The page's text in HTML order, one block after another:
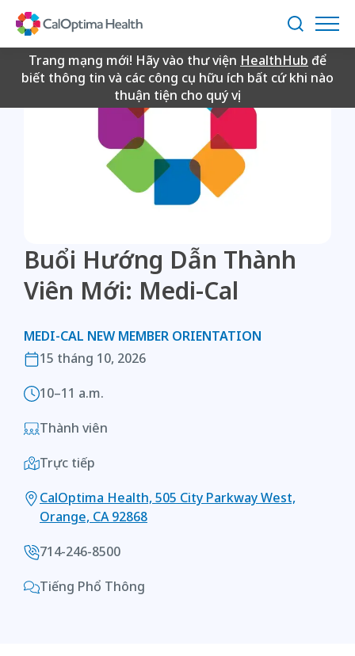
Content
Tìm
kiếm
Trang mạng mới! Hãy vào thư viện HealthHub để
biết thông tin và các công cụ hữu ích bất cứ khi nào
thuận tiện cho quý vị.
Buổi Hướng Dẫn Thành
Viên Mới: Medi-Cal
MEDI-CAL NEW MEMBER ORIENTATION
15 tháng 10, 2026
10–11 a.m.
Thành viên
Trực tiếp
CalOptima Health, 505 City Parkway West,
Orange, CA 92868
714-246-8500
Tiếng Phổ Thông